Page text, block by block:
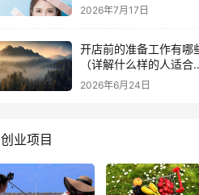
2026年7月17日
开店前的准备工作有哪
（详解什么样的人适合
生意）
2026年6月24日
创业项目